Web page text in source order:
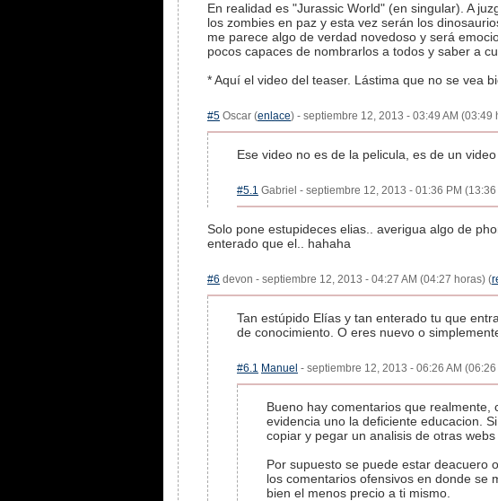
En realidad es "Jurassic World" (en singular). A
los zombies en paz y esta vez serán los
me parece algo de verdad novedoso y será
pocos capaces de nombrarlos a todos y saber a
* Aquí el video del teaser. Lástima que no se vea
#5 Oscar (enlace) - septiembre 12, 2013 - 03:49 AM (03:49
Ese video no es de la pelicula, es de un
#5.1 Gabriel - septiembre 12, 2013 - 01:36 PM
Solo pone estupideces elias.. averigua algo de
enterado que el.. hahaha
#6 devon - septiembre 12, 2013 - 04:27 AM (04:27 horas) (
Tan estúpido Elías y tan enterado tu que
de conocimiento. O eres nuevo o
#6.1 Manuel - septiembre 12, 2013 - 06:26 AM
Bueno hay comentarios que
evidencia uno la deficiente educacion.
copiar y pegar un analisis de otras
Por supuesto se puede estar deacuero
los comentarios ofensivos en donde se
bien el menos precio a ti mismo.